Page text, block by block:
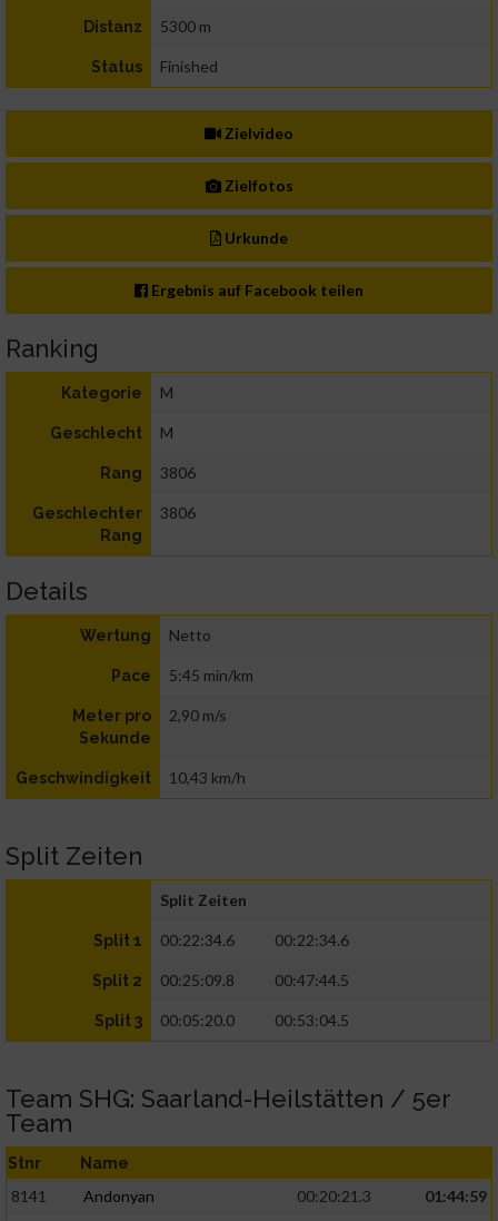
Distanz 5300 m
Status Finished
Zielvideo
Zielfotos
Urkunde
Ergebnis auf Facebook teilen
Ranking
Kategorie M
Geschlecht M
Rang 3806
Geschlechter
Rang
3806
Details
Wertung Netto
Pace 5:45 min/km
Meter pro
Sekunde
2,90 m/s
Geschwindigkeit 10,43 km/h
Split Zeiten
Split Zeiten
Split 1 00:22:34.6 00:22:34.6
Split 2 00:25:09.8 00:47:44.5
Split 3 00:05:20.0 00:53:04.5
Team SHG: Saarland-Heilstätten / 5er
Team
Stnr Name
8141 Andonyan 00:20:21.3
01:44:59